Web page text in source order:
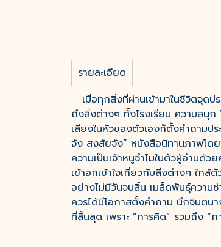
รายละเอียด
เมื่อทุกสิ่งที่ผ่านเข้ามาในชีวิตจุดป
ถึงสิ่งต่างๆ ทั้งโรงเรียน ความสนุ
เสียงในหัวของตัวเองก็ตั้งคำถามป
จัง สงสัยจัง” หนังสือนิทานภาพโด
ความเป็นเจ้าหนูจำไมในตัวผู้อ่านด้
เข้าอกเข้าใจเกี่ยวกับสิ่งต่างๆ ใกล้
อย่างไม่มีวันจบสิ้น เมล็ดพันธุ์ความ
ควรได้มีโอกาสตั้งคำถาม นึกจินตน
ที่สิ้นสุด เพราะ “การคิด” รวมถึง “